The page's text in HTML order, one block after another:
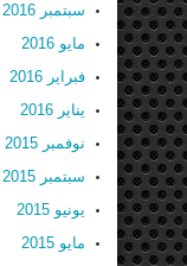
سبتمبر 2016
مايو 2016
فبراير 2016
يناير 2016
نوفمبر 2015
سبتمبر 2015
يونيو 2015
مايو 2015